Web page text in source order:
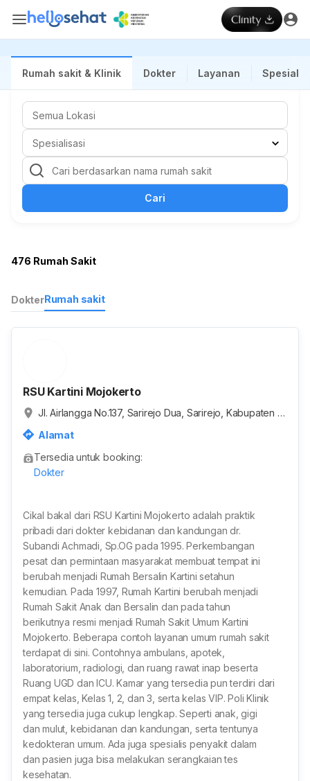
Rumah sakit & Klinik Dokter Layanan
Cari
476 Rumah Sakit
DokterRumah sakit
RSU Kartini Mojokerto
Jl. Airlangga No.137, Sarirejo Dua, Sarirejo, Kabupaten M
Alamat
Tersedia untuk booking:
Dokter
Cikal bakal dari RSU Kartini Mojokerto adalah praktik
pribadi dari dokter kebidanan dan kandungan dr.
Subandi Achmadi, Sp.OG pada 1995. Perkembangan
pesat dan permintaan masyarakat membuat tempat ini
berubah menjadi Rumah Bersalin Kartini setahun
kemudian. Pada 1997, Rumah Kartini berubah menjadi
Rumah Sakit Anak dan Bersalin dan pada tahun
berikutnya resmi menjadi Rumah Sakit Umum Kartini
Mojokerto. Beberapa contoh layanan umum rumah sakit
terdapat di sini. Contohnya ambulans, apotek,
laboratorium, radiologi, dan ruang rawat inap beserta
Ruang UGD dan ICU. Kamar yang tersedia pun terdiri dari
empat kelas, Kelas 1, 2, dan 3, serta kelas VIP. Poli Klinik
yang tersedia juga cukup lengkap. Seperti anak, gigi
dan mulut, kebidanan dan kandungan, serta tentunya
kedokteran umum. Ada juga spesialis penyakit dalam
dan pasien juga bisa melakukan serangkaian tes
kesehatan.